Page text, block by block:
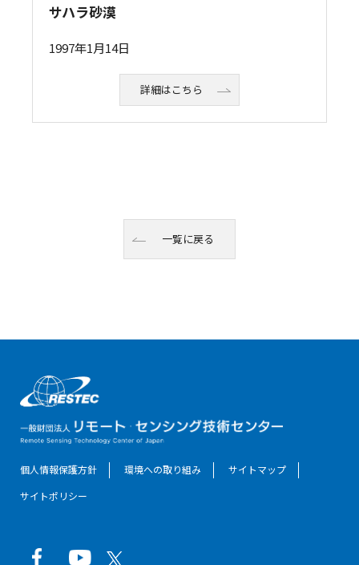
サハラ砂漠
1997年1月14日
詳細はこちら
一覧に戻る
個人情報保護方針 環境への取り組み
サイトマップ
サイトポリシー